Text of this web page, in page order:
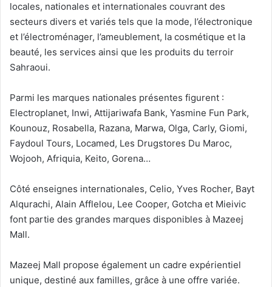
locales, nationales et internationales couvrant des
secteurs divers et variés tels que la mode, l’électronique
et l’électroménager, l’ameublement, la cosmétique et la
beauté, les services ainsi que les produits du terroir
Sahraoui.
Parmi les marques nationales présentes figurent :
Electroplanet, Inwi, Attijariwafa Bank, Yasmine Fun Park,
Kounouz, Rosabella, Razana, Marwa, Olga, Carly, Giomi,
Faydoul Tours, Locamed, Les Drugstores Du Maroc,
Wojooh, Afriquia, Keito, Gorena…
Côté enseignes internationales, Celio, Yves Rocher, Bayt
Alqurachi, Alain Afflelou, Lee Cooper, Gotcha et Mieivic
font partie des grandes marques disponibles à Mazeej
Mall.
Mazeej Mall propose également un cadre expérientiel
unique, destiné aux familles, grâce à une offre variée.